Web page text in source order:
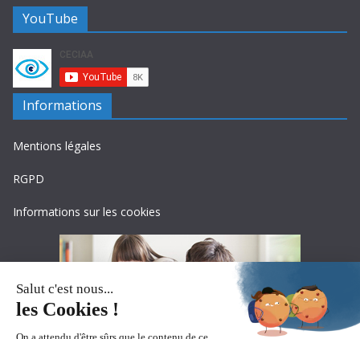
YouTube
Informations
Mentions légales
RGPD
Informations sur les cookies